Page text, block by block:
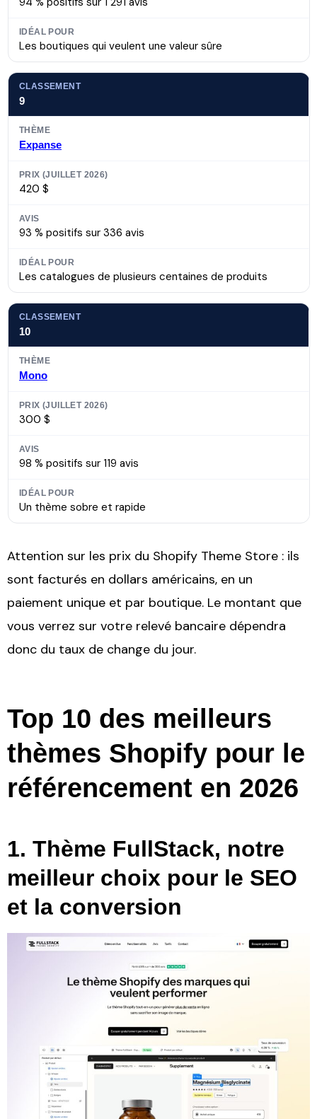
Les boutiques qui veulent une valeur sûre
9
Expanse
420 $
93 % positifs sur 336 avis
Les catalogues de plusieurs centaines de produits
10
Mono
300 $
98 % positifs sur 119 avis
Un thème sobre et rapide
Attention sur les prix du Shopify Theme Store : ils
sont facturés en dollars américains, en un
paiement unique et par boutique. Le montant que
vous verrez sur votre relevé bancaire dépendra
donc du taux de change du jour.
Top 10 des meilleurs
thèmes Shopify pour le
référencement en 2026
1. Thème FullStack, notre
meilleur choix pour le SEO
et la conversion